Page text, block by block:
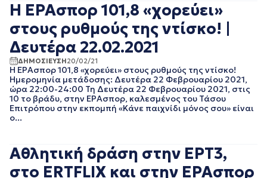
ΣΕΠΤΕΜΒΡΙΟΣ 2020
ΑΥΓΟΥΣΤΟΣ 2020
ΙΟΥΛΙΟΣ 2020
ΙΟΥΝΙΟΣ 2020
ΜΑΙΟΣ 2020
ΑΠΡΙΛΙΟΣ 2020
ΜΑΡΤΙΟΣ 2020
ΦΕΒΡΟΥΑΡΙΟΣ 2020
ΙΑΝΟΥΑΡΙΟΣ 2020
ΣΕΠΤΕΜΒΡΙΟΣ 2019
ΑΥΓΟΥΣΤΟΣ 2019
Η ΕΡΑσπορ 101,8 «χορεύει»
στους ρυθμούς της ντίσκο! |
Δευτέρα 22.02.2021
ΔΗΜΟΣΙΕΥΣΗ20/02/21
Η ΕΡΑσπορ 101,8 «χορεύει» στους ρυθμούς της ντίσκο!
Ημερομηνία μετάδοσης: Δευτέρα 22 Φεβρουαρίου 2021,
ώρα 22:00-24:00 Τη Δευτέρα 22 Φεβρουαρίου 2021, στις
10 το βράδυ, στην ΕΡΑσπορ, καλεσμένος του Τάσου
Επιτρόπου στην εκπομπή «Κάνε παιχνίδι μόνος σου» είναι
ο...
Αθλητική δράση στην ΕΡΤ3,
στο ERTFLIX και στην ΕΡΑσπορ